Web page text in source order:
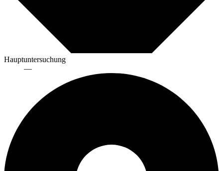
Hauptuntersuchung
—